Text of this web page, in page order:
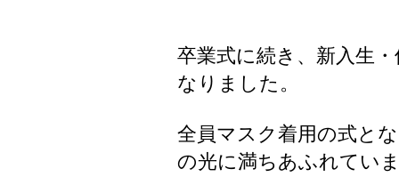
卒業式に続き、新入生
なりました。
全員マスク着用の式と
の光に満ちあふれてい